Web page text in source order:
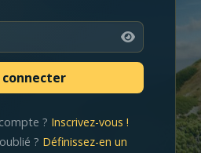
? Inscrivez-vous !
? Définissez-en un